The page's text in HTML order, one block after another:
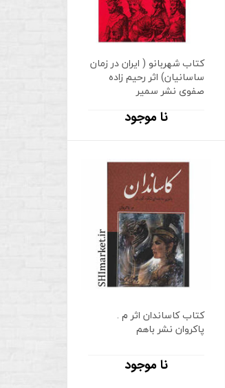
کتاب شهربانو ( ایران در زمان
ساسانیان) اثر رحیم زاده
صفوی نشر سمیر
نا موجود
کتاب کاساندان اثر م .
پاکروان نشر باهم
نا موجود